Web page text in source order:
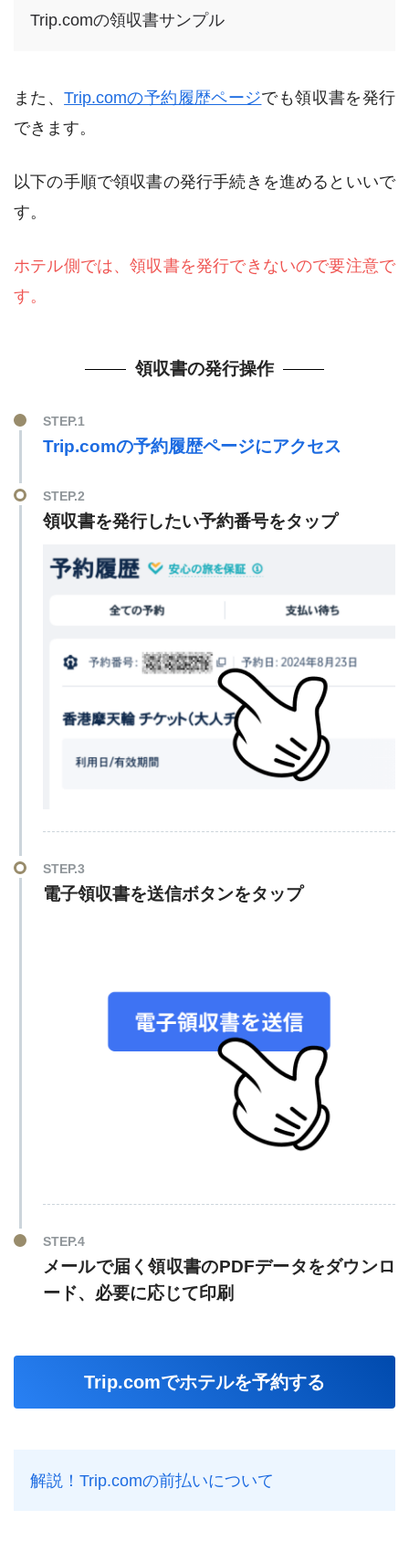
Trip.comの領収書サンプル
また、Trip.comの予約履歴ページでも領収書を発行
できます。
以下の手順で領収書の発行手続きを進めるといいで
す。
ホテル側では、領収書を発行できないので要注意で
す。
領収書の発行操作
STEP.1
Trip.comの予約履歴ページにアクセス
STEP.2
領収書を発行したい予約番号をタップ
STEP.3
電子領収書を送信ボタンをタップ
STEP.4
メールで届く領収書のPDFデータをダウンロ
ード、必要に応じて印刷
Trip.comでホテルを予約する
解説！Trip.comの前払いについて